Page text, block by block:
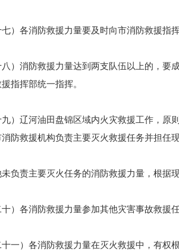
各消防救援力量要及时向市消防救援指挥
消防救援力量达到两支队伍以上的，要成
指挥部统一指挥。
辽河油田盘锦区域内火灾救援工作，原则
消防救援机构负责主要灭火救援任务并担任
责主要灭火任务的消防救援力量，根据
各消防救援力量参加其他灾害事故救援任
）各消防救援力量在灭火救援中，有权